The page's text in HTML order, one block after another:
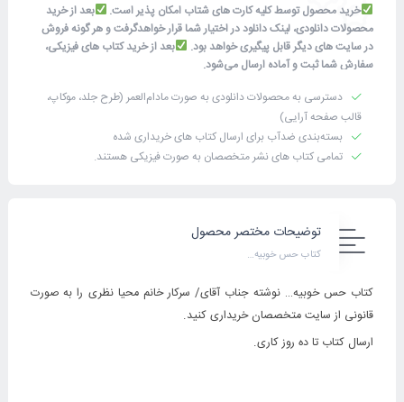
خرید محصول توسط کلیه کارت های شتاب امکان پذیر است.
بعد از خرید
محصولات دانلودی، لینک دانلود در اختیار شما قرار خواهدگرفت و هر گونه فروش
در سایت های دیگر قابل پیگیری خواهد بود.
بعد از خرید کتاب های فیزیکی،
سفارش شما ثبت و آماده ارسال می‌شود.
دسترسی به محصولات دانلودی به صورت مادام‌العمر (طرح جلد، موکاپ،
قالب صفحه آرایی)
بسته‌بندی ضدآب برای ارسال کتاب های خریداری شده
تمامی کتاب های نشر متخصصان به صورت فیزیکی هستند.
توضیحات مختصر محصول
کتاب حس خوبیه…
کتاب حس خوبیه… نوشته جناب آقای/ سرکار خانم محیا نظری را به صورت
قانونی از سایت متخصصان خریداری کنید.
ارسال کتاب تا ده روز کاری.